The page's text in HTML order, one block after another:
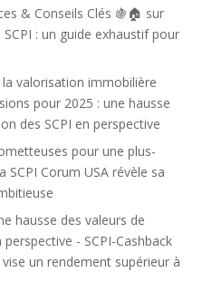
& Conseils Clés 🍇🏠 sur
: un guide exhaustif pour
valorisation immobilière
pour 2025 : une hausse
des SCPI en perspective
pour une plus-
SCPI Corum USA révèle sa
hausse des valeurs de
- SCPI-Cashback
un rendement supérieur à